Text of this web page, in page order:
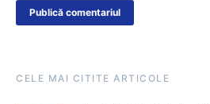
CELE MAI CITITE ARTICOLE